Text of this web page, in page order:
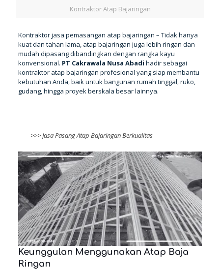
Kontraktor Atap Bajaringan
Kontraktor jasa pemasangan atap bajaringan – Tidak hanya
kuat dan tahan lama, atap bajaringan juga lebih ringan dan
mudah dipasang dibandingkan dengan rangka kayu
konvensional. PT Cakrawala Nusa Abadi hadir sebagai
kontraktor atap bajaringan profesional yang siap membantu
kebutuhan Anda, baik untuk bangunan rumah tinggal, ruko,
gudang, hingga proyek berskala besar lainnya.
>>>Jasa Pasang Atap Bajaringan Berkualitas
Keunggulan Menggunakan Atap Baja
Ringan